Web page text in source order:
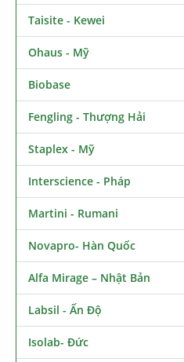
Taisite - Kewei
Ohaus - Mỹ
Biobase
Fengling - Thượng Hải
Staplex - Mỹ
Interscience - Pháp
Martini - Rumani
Novapro- Hàn Quốc
Alfa Mirage – Nhật Bản
Labsil - Ấn Độ
Isolab- Đức